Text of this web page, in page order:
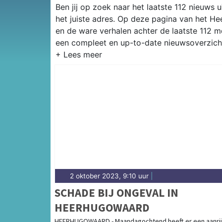
Ben jij op zoek naar het laatste 112 nieuws
het juiste adres. Op deze pagina van het
en de ware verhalen achter de laatste 112
een compleet en up-to-date
Wil je meer weten over alle 112 meldingen
nu gaat om 112 meldingen uit de regio van
andere 112 hulpdiensten, maakt voor ons
alle 112 meldingen uit Heerhugowaard en
Naast het nieuws over 112 meldingen
Want jij wil toch ook weten wanneer en
Heerhugowaard plaatsvindt? En waarom
N242? Vanzelfsprekend wil je op de
2 oktober 2023, 9:10 uur
SCHADE BIJ ONGEVAL IN
HEERHUGOWAARD